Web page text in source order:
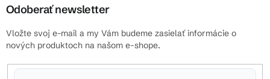
Odoberať newsletter
Vložte svoj e-mail a my Vám budeme zasielať informácie o
nových produktoch na našom e-shope.